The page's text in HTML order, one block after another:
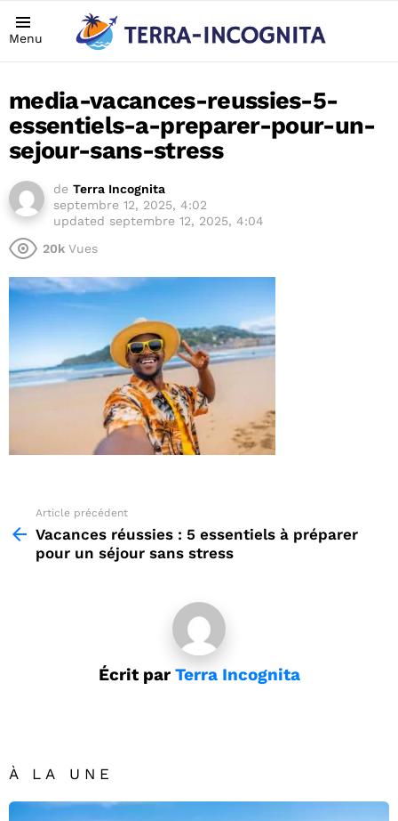
Menu
media-vacances-reussies-5-
essentiels-a-preparer-pour-un-
sejour-sans-stress
de Terra Incognita
septembre 12, 2025, 4:02
updated septembre 12, 2025, 4:04
20k Vues
more
Article précédent
Vacances réussies : 5 essentiels à préparer
pour un séjour sans stress
Écrit par Terra Incognita
À LA UNE